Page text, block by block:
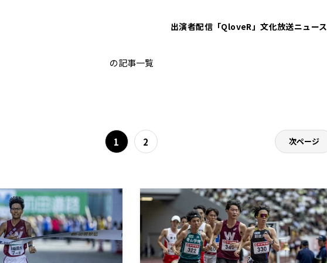
出演者配信「QloveR」文化放送ニュース
EKIDENNews
の記事一覧
1 2 次ページ